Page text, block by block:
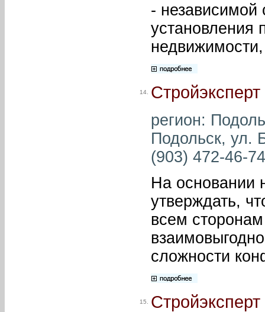
- независимой
установления
14.
регион:
Подольск, ул.
(903) 472-46-
На основании
утверждать,
всем
сложности
15.